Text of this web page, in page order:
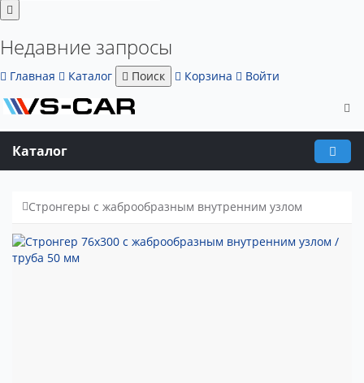
Недавние запросы
Главная Каталог Поиск Корзина Войти
Каталог
Стронгеры с жаброобразным внутренним узлом